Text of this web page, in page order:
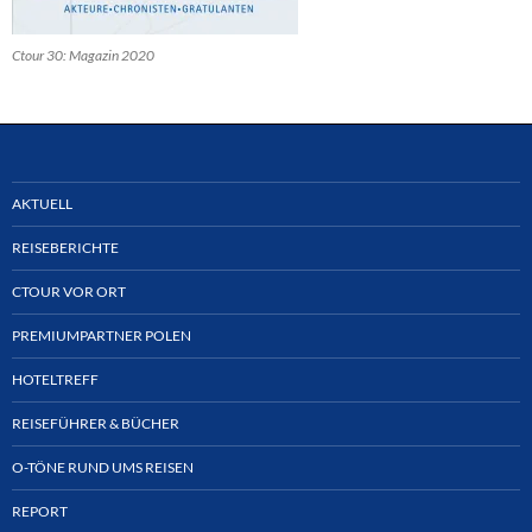
Ctour 30: Magazin 2020
AKTUELL
REISEBERICHTE
CTOUR VOR ORT
PREMIUMPARTNER POLEN
HOTELTREFF
REISEFÜHRER & BÜCHER
O-TÖNE RUND UMS REISEN
REPORT